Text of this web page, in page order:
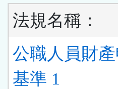
法規名稱：
公職人員財
基準 1